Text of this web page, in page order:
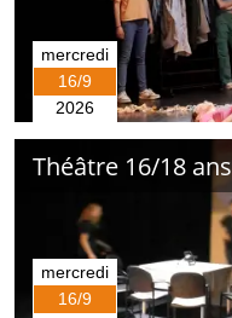
mercredi
16/9
2026
Théâtre 16/18 ans
mercredi
16/9